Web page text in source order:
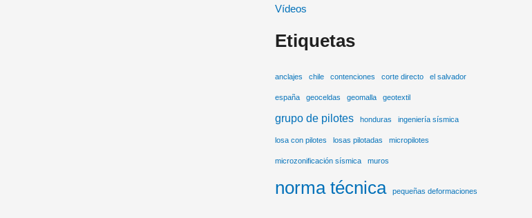
Vídeos
Etiquetas
anclajes chile contenciones corte directo el salvador
españa geoceldas geomalla geotextil
grupo de pilotes honduras ingeniería sísmica
losa con pilotes losas pilotadas micropilotes
microzonificación sísmica muros
norma técnica pequeñas deformaciones